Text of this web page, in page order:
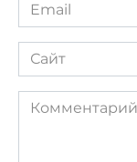
*
Сайт
Комментарий